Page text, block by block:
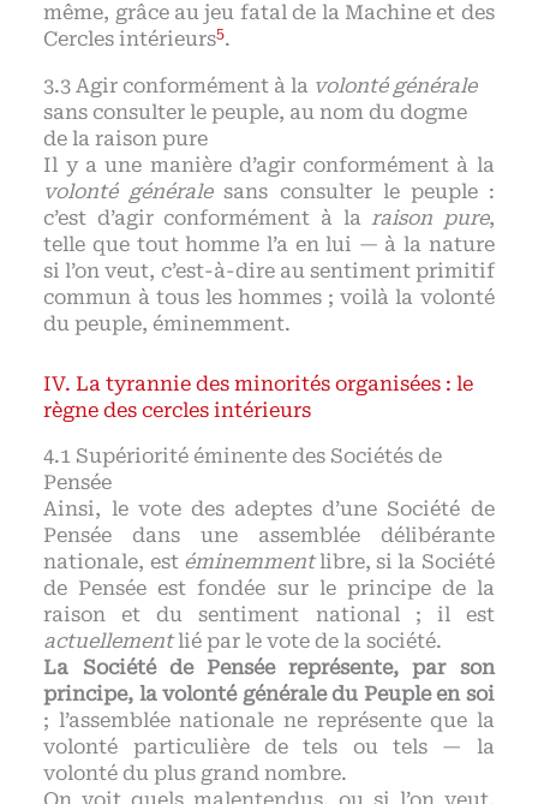
même, grâce au jeu fatal de la Machine et des
Cercles intérieurs5.
Agir conformément à la volonté générale
sans consulter le peuple, au nom du dogme
de la raison pure
Il y a une manière d’agir conformément à la
volonté généralesans consulter le peuple :
c’est d’agir conformément à la raison pure,
telle que tout homme l’a en lui — à la nature
si l’on veut, c’est-à-dire au sentiment primitif
commun à tous les hommes ; voilà la volonté
du peuple, éminemment.
La tyrannie des minorités organisées : le
règne des cercles intérieurs
Supériorité éminente des Sociétés de
Pensée
Ainsi, le vote des adeptes d’une Société de
Pensée dans une assemblée délibérante
nationale, est éminemmentlibre, si la Société
de Pensée est fondée sur le principe de la
raison et du sentiment national ; il est
actuellementlié par le vote de la société.
La Société de Pensée représente, par son
principe, la volonté générale du Peuple en soi
; l’assemblée nationale ne représente que la
volonté particulière de tels ou tels — la
volonté du plus grand nombre.